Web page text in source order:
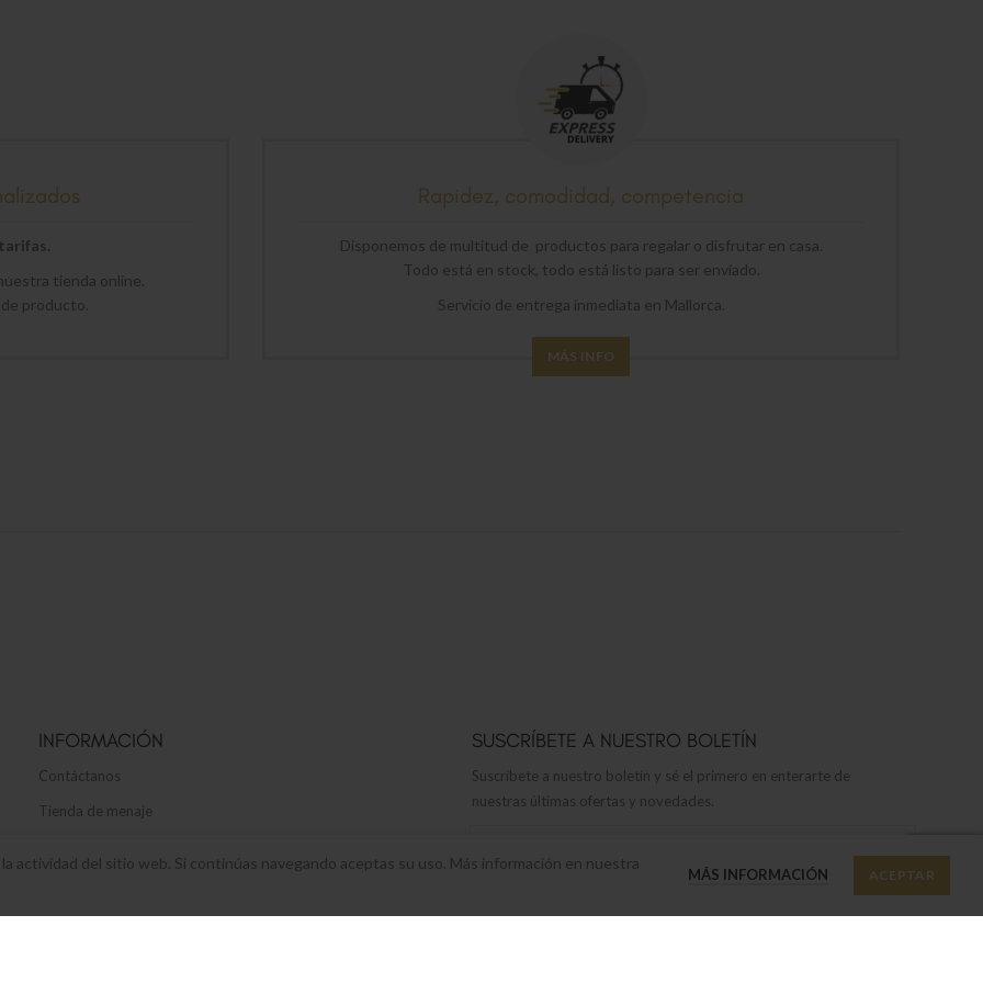
tienda online.
producto.
Rapidez, comodidad, competencia
Disponemos de multitud de productos para regalar o disfrutar en casa.
Todo está en stock, todo está listo para ser enviado.
Servicio de entrega inmediata en Mallorca.
MÁS INFO
INFORMACIÓN
Contáctanos
Tienda de menaje
Política de privacidad y cookies
SUSCRÍBETE A NUESTRO BOLETÍN
Suscríbete a nuestro boletín y sé el primero en enterarte de
nuestras últimas ofertas y novedades.
actividad del sitio web. Si continúas navegando aceptas su uso. Más información en nuestra
MÁS INFORMACIÓN ACEPTAR